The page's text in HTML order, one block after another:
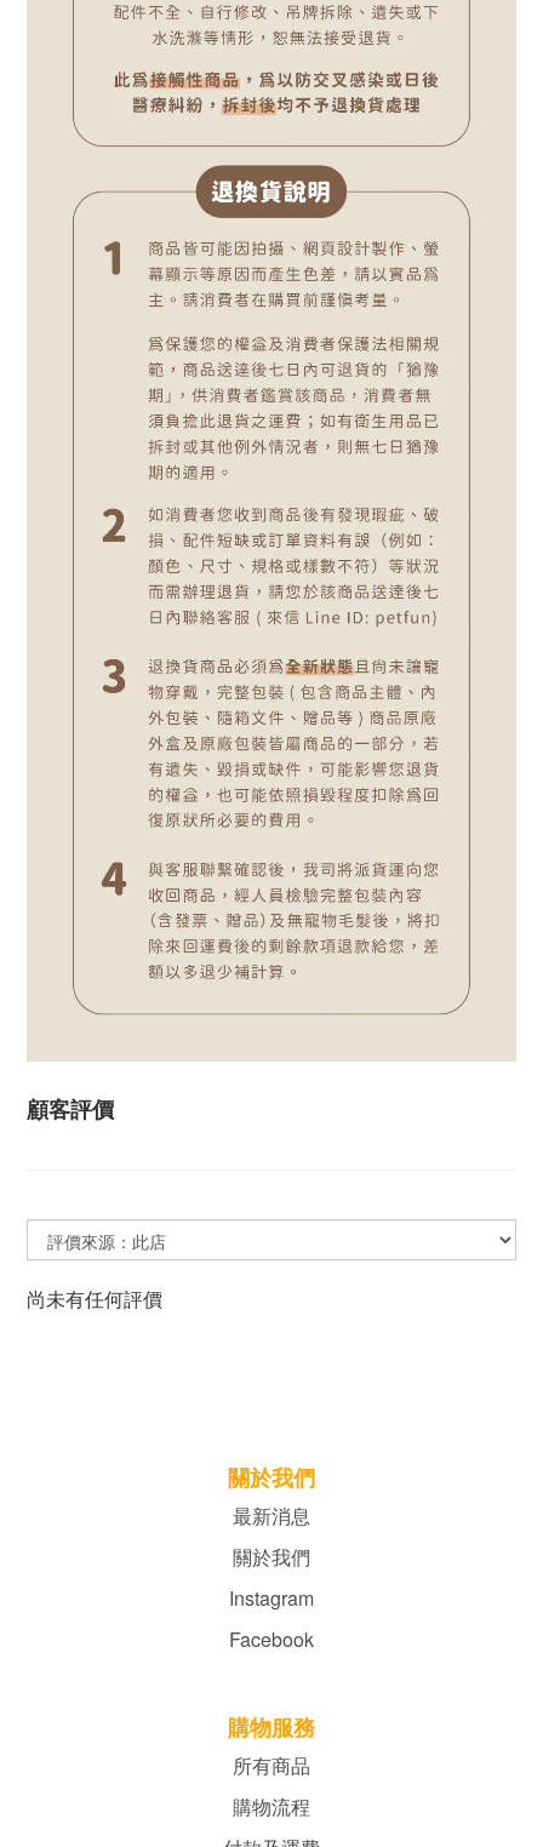
顧客評價
尚未有任何評價
關於我們
最新消息
關於我們
Instagram
Facebook
購物服務
所有商品
購物流程